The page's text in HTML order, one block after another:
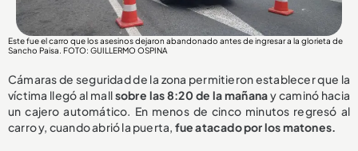
Este fue el carro que los asesinos dejaron abandonado antes de ingresar a la glorieta de
Sancho Paisa. FOTO: GUILLERMO OSPINA
Cámaras de seguridad de la zona permitieron establecer que la
víctima llegó al mallsobre las 8:20 de la mañanay caminó hacia
un cajero automático. En menos de cinco minutos regresó al
carro y, cuando abrió la puerta, fue atacado por los matones.